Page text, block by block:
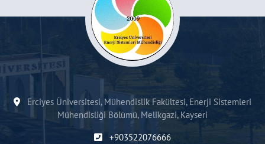
Erciyes Üniversitesi, Mühendislik Fakültesi, Enerji Sistemleri
Mühendisliği Bölümü, Melikgazi, Kayseri
+903522076666